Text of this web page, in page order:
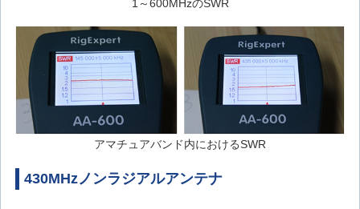
1～600MHzのSWR
アマチュアバンド内におけるSWR
430MHzノンラジアルアンテナ